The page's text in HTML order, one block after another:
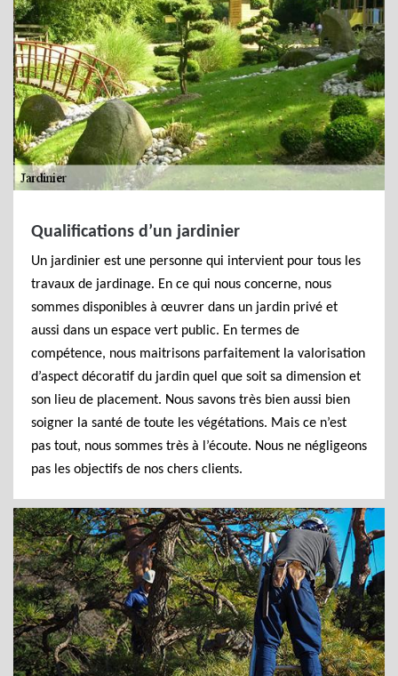
Qualifications d’un jardinier
Un jardinier est une personne qui intervient pour tous les
travaux de jardinage. En ce qui nous concerne, nous
sommes disponibles à œuvrer dans un jardin privé et
aussi dans un espace vert public. En termes de
compétence, nous maitrisons parfaitement la valorisation
d’aspect décoratif du jardin quel que soit sa dimension et
son lieu de placement. Nous savons très bien aussi bien
soigner la santé de toute les végétations. Mais ce n’est
pas tout, nous sommes très à l’écoute. Nous ne négligeons
pas les objectifs de nos chers clients.